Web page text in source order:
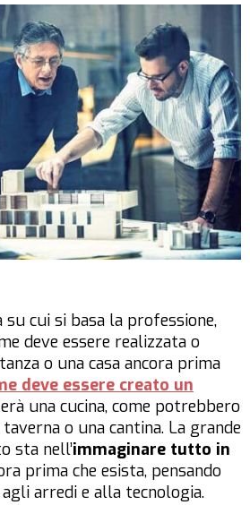
su cui si basa la professione,
deve essere realizzata o
o una casa ancora prima
deve essere creato un
una cucina, come potrebbero
o una cantina. La grande
sta nell’immaginare tutto in
prima che esista, pensando
arredi e alla tecnologia.